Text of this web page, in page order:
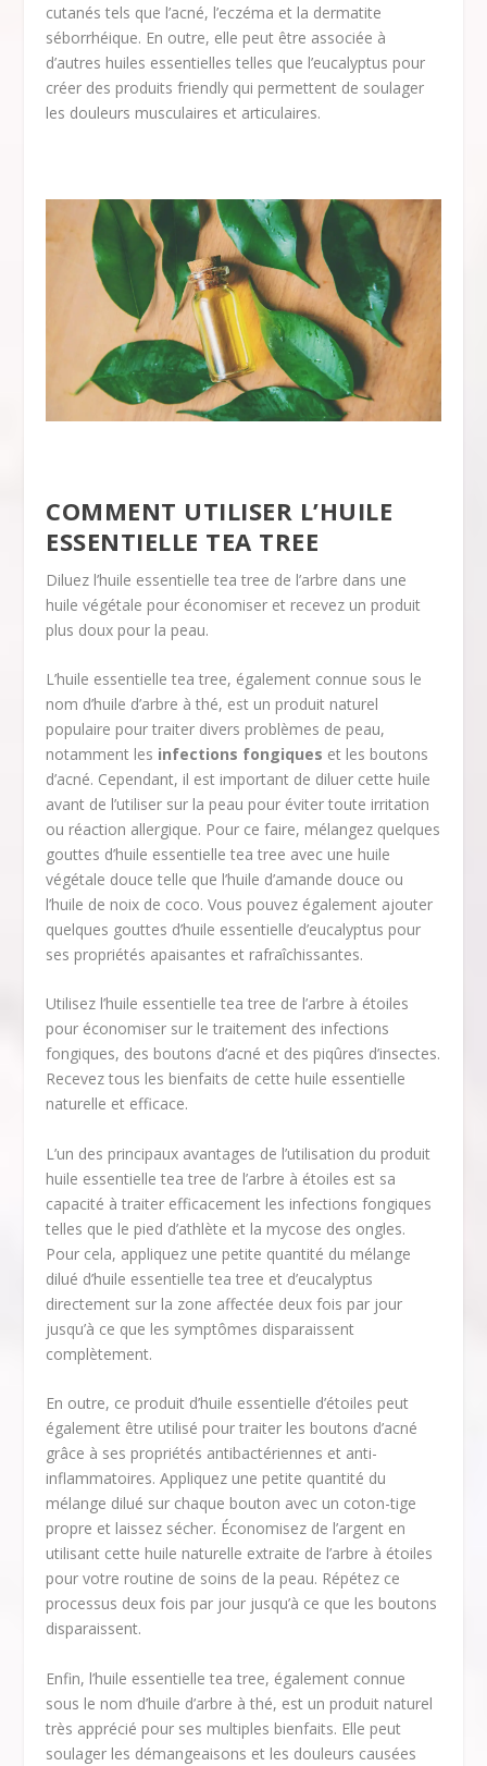
cutanés tels que l’acné, l’eczéma et la dermatite
séborrhéique. En outre, elle peut être associée à
d’autres huiles essentielles telles que l’eucalyptus pour
créer des produits friendly qui permettent de soulager
les douleurs musculaires et articulaires.
COMMENT UTILISER L’HUILE
ESSENTIELLE TEA TREE
Diluez l’huile essentielle tea tree de l’arbre dans une
huile végétale pour économiser et recevez un produit
plus doux pour la peau.
L’huile essentielle tea tree, également connue sous le
nom d’huile d’arbre à thé, est un produit naturel
populaire pour traiter divers problèmes de peau,
notamment les infections fongiques et les boutons
d’acné. Cependant, il est important de diluer cette huile
avant de l’utiliser sur la peau pour éviter toute irritation
ou réaction allergique. Pour ce faire, mélangez quelques
gouttes d’huile essentielle tea tree avec une huile
végétale douce telle que l’huile d’amande douce ou
l’huile de noix de coco. Vous pouvez également ajouter
quelques gouttes d’huile essentielle d’eucalyptus pour
ses propriétés apaisantes et rafraîchissantes.
Utilisez l’huile essentielle tea tree de l’arbre à étoiles
pour économiser sur le traitement des infections
fongiques, des boutons d’acné et des piqûres d’insectes.
Recevez tous les bienfaits de cette huile essentielle
naturelle et efficace.
L’un des principaux avantages de l’utilisation du produit
huile essentielle tea tree de l’arbre à étoiles est sa
capacité à traiter efficacement les infections fongiques
telles que le pied d’athlète et la mycose des ongles.
Pour cela, appliquez une petite quantité du mélange
dilué d’huile essentielle tea tree et d’eucalyptus
directement sur la zone affectée deux fois par jour
jusqu’à ce que les symptômes disparaissent
complètement.
En outre, ce produit d’huile essentielle d’étoiles peut
également être utilisé pour traiter les boutons d’acné
grâce à ses propriétés antibactériennes et anti-
inflammatoires. Appliquez une petite quantité du
mélange dilué sur chaque bouton avec un coton-tige
propre et laissez sécher. Économisez de l’argent en
utilisant cette huile naturelle extraite de l’arbre à étoiles
pour votre routine de soins de la peau. Répétez ce
processus deux fois par jour jusqu’à ce que les boutons
disparaissent.
Enfin, l’huile essentielle tea tree, également connue
sous le nom d’huile d’arbre à thé, est un produit naturel
très apprécié pour ses multiples bienfaits. Elle peut
soulager les démangeaisons et les douleurs causées